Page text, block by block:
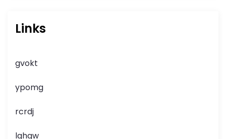
Links
gvokt
ypomg
rcrdj
lghgw